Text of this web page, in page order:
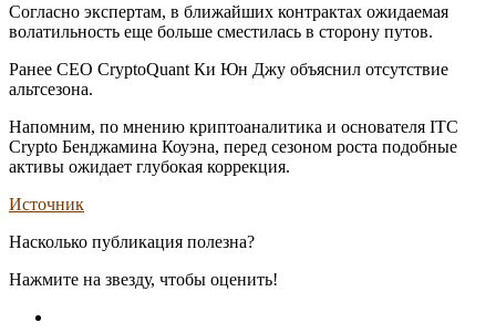
Согласно экспертам, в ближайших контрактах ожидаемая
волатильность еще больше сместилась в сторону путов.
Ранее CEO CryptoQuant Ки Юн Джу объяснил отсутствие
альтсезона.
Напомним, по мнению криптоаналитика и основателя ITC
Crypto Бенджамина Коуэна, перед сезоном роста подобные
активы ожидает глубокая коррекция.
Источник
Насколько публикация полезна?
Нажмите на звезду, чтобы оценить!